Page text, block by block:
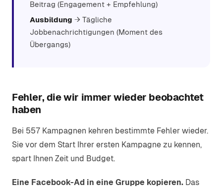
Beitrag (Engagement + Empfehlung)
Ausbildung → Tägliche
Jobbenachrichtigungen (Moment des
Übergangs)
Fehler, die wir immer wieder beobachtet
haben
Bei 557 Kampagnen kehren bestimmte Fehler wieder.
Sie vor dem Start Ihrer ersten Kampagne zu kennen,
spart Ihnen Zeit und Budget.
Eine Facebook-Ad in eine Gruppe kopieren. Das